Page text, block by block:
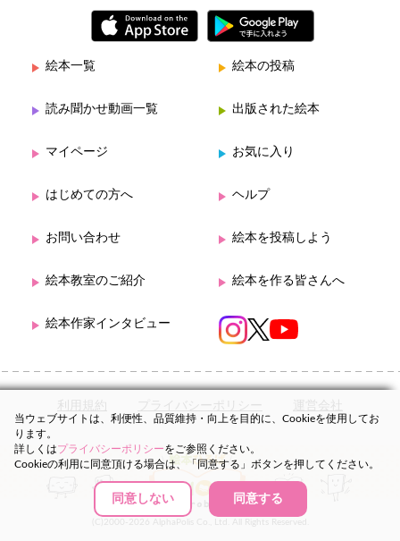
絵本一覧 絵本の投稿
読み聞かせ動画一覧 出版された絵本
マイページ お気に入り
はじめての方へ ヘルプ
お問い合わせ 絵本を投稿しよう
絵本教室のご紹介 絵本を作る皆さんへ
絵本作家インタビュー
利用規約 プライバシーポリシー 運営会社
(C)2000-2026 AlphaPolis Co., Ltd. All Rights Reserved.
当ウェブサイトは、利便性、品質維持・向上を目的に、Cookieを使用してお
ります。
詳しくはプライバシーポリシーをご参照ください。
Cookieの利用に同意頂ける場合は、「同意する」ボタンを押してください。
同意しない 同意する